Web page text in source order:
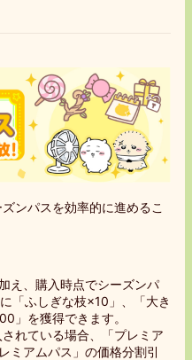
ンパスを効率的に進めるこ
え、購入時点でシーズンパ
「ふしぎな枝×10」、「大き
」を獲得できます。
れている場合、「プレミア
ミアムパス」の価格分割引